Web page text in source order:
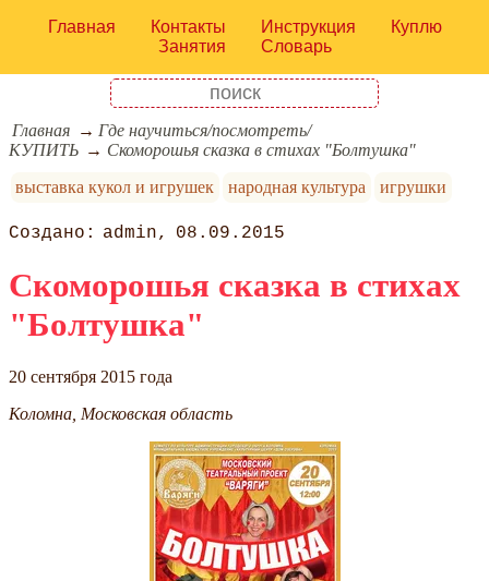
Главная Контакты Инструкция
Куплю
Занятия
Словарь
Главная
Где научиться/посмотреть/
КУПИТЬ
Скоморошья сказка в стихах "Болтушка"
выставка кукол и игрушек
народная культура игрушки
admin 08.09.2015
Скоморошья сказка в стихах
"Болтушка"
20 сентября 2015 года
Коломна, Московская область